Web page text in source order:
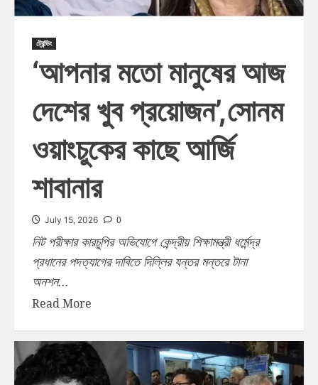
ট্রেন্ডিং
‘আপনার মতো মানুষের আজ
দেশের খুব প্রয়োজন’,সোনম
ওয়াংচুকের কাছে আর্জি
শাবানার
July 15, 2026 0
নিট পরীক্ষার কারচুপির অভিযোগে কেন্দ্রীয় শিক্ষামন্ত্রী ধর্মেন্দ্র
প্রধানের পদত্যাগের দাবিতে দিল্লির যন্তর মন্তরে টানা
অনশন...
Read More